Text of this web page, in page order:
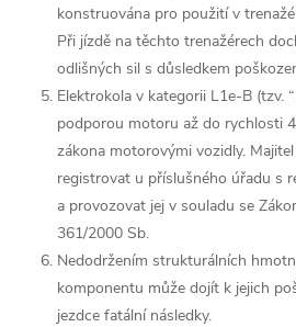
konstruována pro použití v
Při jízdě na těchto trenažérech
odlišných sil s důsledkem
Elektrokola v kategorii L1e-B (tzv.
podporou motoru až do rychlosti
zákona motorovými vozidly.
registrovat u příslušného úřadu s
a provozovat jej v souladu se
361/2000 Sb.
Nedodržením strukturálních
komponentu může dojít k jejich
jezdce fatální následky.